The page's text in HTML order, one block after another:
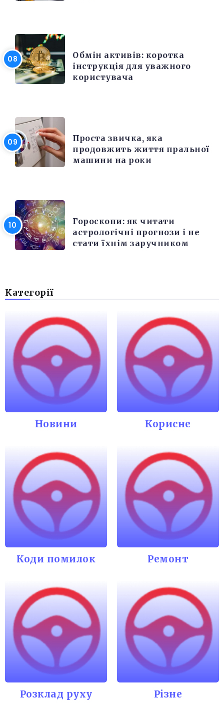
Обмін активів: коротка
інструкція для уважного
користувача
Проста звичка, яка
продовжить життя пральної
машини на роки
Гороскопи: як читати
астрологічні прогнози і не
стати їхнім заручником
Категорії
Новини Корисне
Коди помилок Ремонт
Розклад руху Різне